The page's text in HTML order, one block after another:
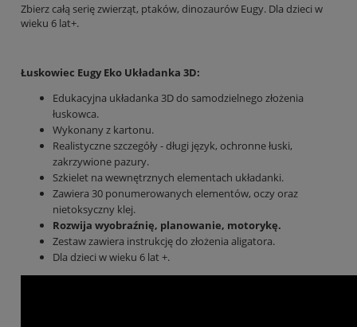
Zbierz całą serię zwierząt, ptaków, dinozaurów Eugy. Dla dzieci w
wieku 6 lat+.
Łuskowiec Eugy Eko Układanka 3D:
Edukacyjna układanka 3D do samodzielnego złożenia
łuskowca.
Wykonany z kartonu.
Realistyczne szczegóły - długi język, ochronne łuski,
zakrzywione pazury.
Szkielet na wewnętrznych elementach układanki.
Zawiera 30 ponumerowanych elementów, oczy oraz
nietoksyczny klej.
Rozwija wyobraźnię, planowanie, motorykę.
Zestaw zawiera instrukcję do złożenia aligatora.
Dla dzieci w wieku 6 lat +.